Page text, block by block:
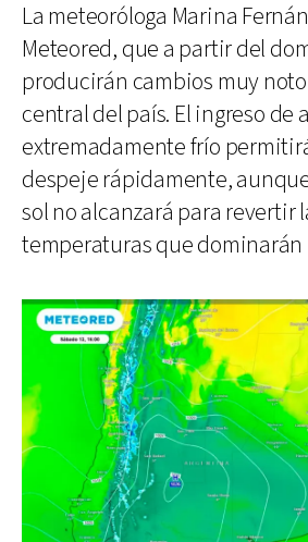
La meteoróloga Marina
Meteored, que a partir del
producirán cambios muy
central del país. El ingreso de
extremadamente frío
despeje rápidamente,
sol no alcanzará para revertir
temperaturas que dominarán